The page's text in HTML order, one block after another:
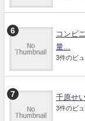
コンビ
量...
3件のビ
千原せ
3件のビ